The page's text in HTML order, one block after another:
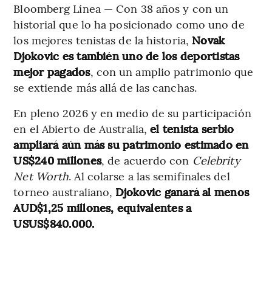
Bloomberg Línea — Con 38 años y con un
historial que lo ha posicionado como uno de
los mejores tenistas de la historia, Novak
Djokovic es también uno de los deportistas
mejor pagados, con un amplio patrimonio que
se extiende más allá de las canchas.
En pleno 2026 y en medio de su participación
en el Abierto de Australia,el tenista serbio
ampliará aún más su patrimonio estimado en
US$240 millones, de acuerdo con Celebrity
Net Worth. Al colarse a las semifinales del
torneo australiano, Djokovic ganará al menos
AUD$1,25 millones, equivalentes a
USUS$840.000.